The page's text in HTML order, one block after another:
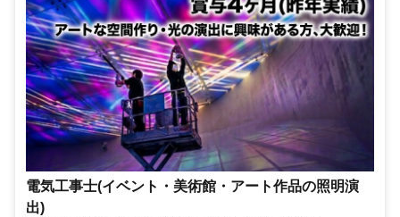
電気工事士(イベント・美術館・アート作品の照明演
出)